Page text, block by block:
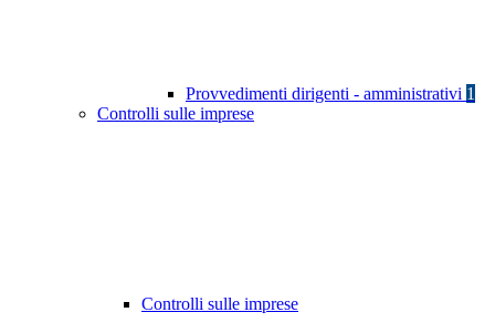
Provvedimenti dirigenti - amministrativi 1
Controlli sulle imprese
Controlli sulle imprese